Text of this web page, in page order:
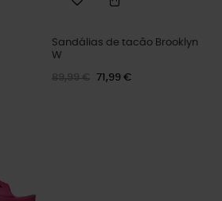
Sandálias de tacão Brooklyn
W
89,99 € 71,99 €